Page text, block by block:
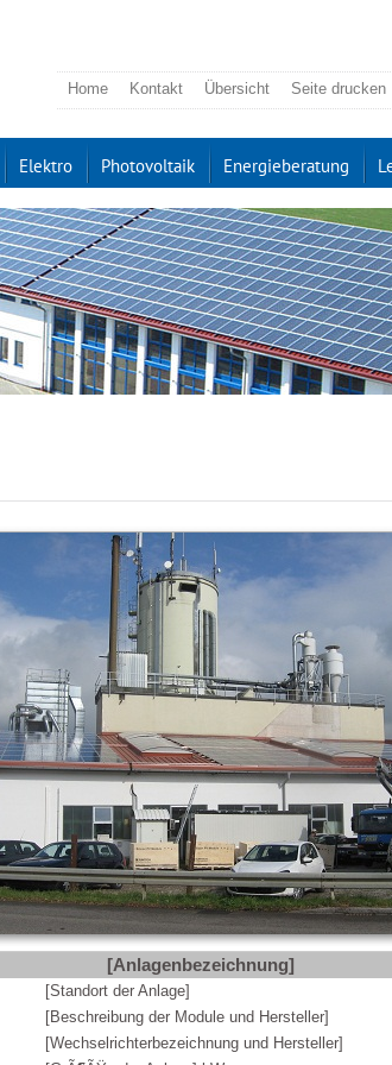
Home Kontakt Übersicht Seite drucken
Elektro Photovoltaik Energieberatung